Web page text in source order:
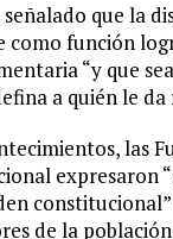
que la
como función
“y que
a quién le da
las
expresaron
de la